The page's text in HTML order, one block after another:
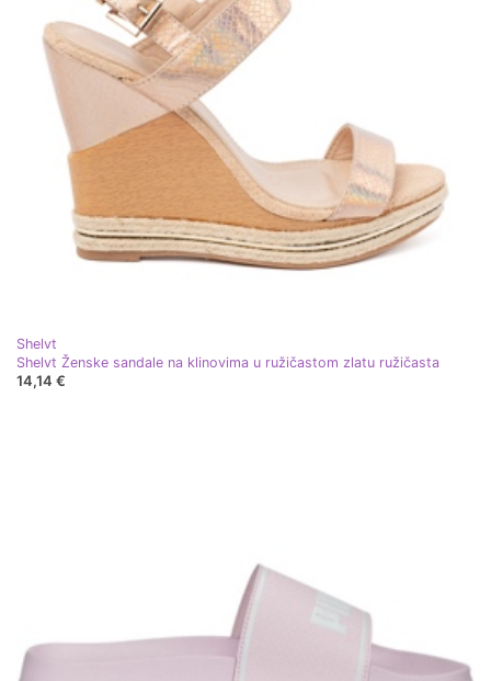
Shelvt
Shelvt Ženske sandale na klinovima u ružičastom zlatu ružičasta
14,14 €